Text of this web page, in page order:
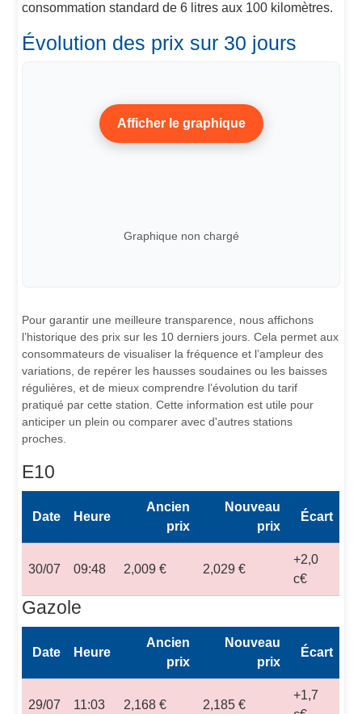
consommation standard de 6 litres aux 100 kilomètres.
Évolution des prix sur 30 jours
Afficher le graphique
Graphique non chargé
Pour garantir une meilleure transparence, nous affichons
l’historique des prix sur les 10 derniers jours. Cela permet aux
consommateurs de visualiser la fréquence et l’ampleur des
variations, de repérer les hausses soudaines ou les baisses
régulières, et de mieux comprendre l’évolution du tarif
pratiqué par cette station. Cette information est utile pour
anticiper un plein ou comparer avec d'autres stations
proches.
E10
Date Heure
Ancien
prix
Nouveau
prix
Écart
30/07 09:48 2,009 € 2,029 €
+2,0
c€
Gazole
Date Heure
Ancien
prix
Nouveau
prix
Écart
29/07 11:03 2,168 € 2,185 €
+1,7